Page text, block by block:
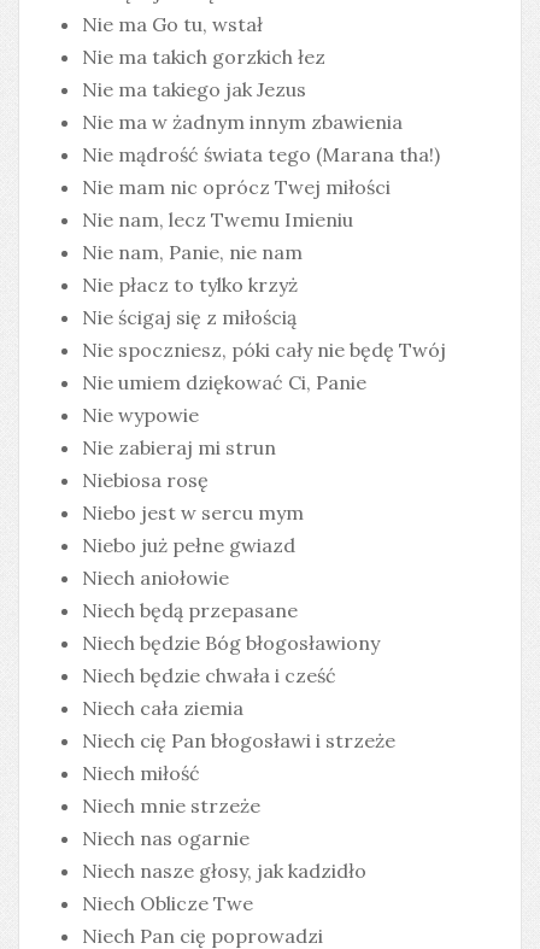
Nie ma Go tu, wstał
Nie ma takich gorzkich łez
Nie ma takiego jak Jezus
Nie ma w żadnym innym zbawienia
Nie mądrość świata tego (Marana tha!)
Nie mam nic oprócz Twej miłości
Nie nam, lecz Twemu Imieniu
Nie nam, Panie, nie nam
Nie płacz to tylko krzyż
Nie ścigaj się z miłością
Nie spoczniesz, póki cały nie będę Twój
Nie umiem dziękować Ci, Panie
Nie wypowie
Nie zabieraj mi strun
Niebiosa rosę
Niebo jest w sercu mym
Niebo już pełne gwiazd
Niech aniołowie
Niech będą przepasane
Niech będzie Bóg błogosławiony
Niech będzie chwała i cześć
Niech cała ziemia
Niech cię Pan błogosławi i strzeże
Niech miłość
Niech mnie strzeże
Niech nas ogarnie
Niech nasze głosy, jak kadzidło
Niech Oblicze Twe
Niech Pan cię poprowadzi